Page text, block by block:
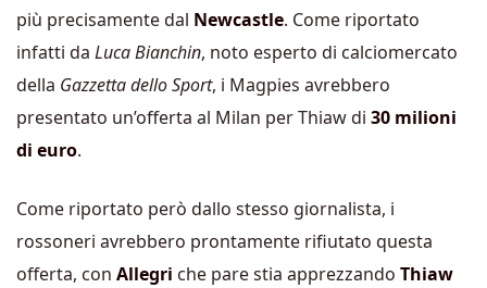
più precisamente dal Newcastle. Come riportato
infatti da Luca Bianchin, noto esperto di calciomercato
della Gazzetta dello Sport, i Magpies avrebbero
presentato un’offerta al Milan per Thiaw di 30 milioni
di euro.
Come riportato però dallo stesso giornalista, i
rossoneri avrebbero prontamente rifiutato questa
offerta, con Allegri che pare stia apprezzando Thiaw